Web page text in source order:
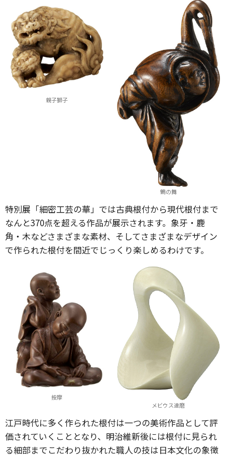
親子獅子
鶴の舞
特別展「細密工芸の華」では古典根付から現代根付まで
なんと370点を超える作品が展示されます。象牙・鹿
角・木などさまざまな素材、そしてさまざまなデザイン
で作られた根付を間近でじっくり楽しめるわけです。
按摩
メビウス達磨
江戸時代に多く作られた根付は一つの美術作品として評
価されていくこととなり、明治維新後には根付に見られ
る細部までこだわり抜かれた職人の技は日本文化の象徴